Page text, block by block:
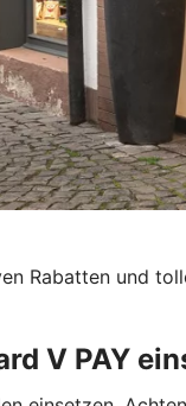
Rabatten und
V PAY